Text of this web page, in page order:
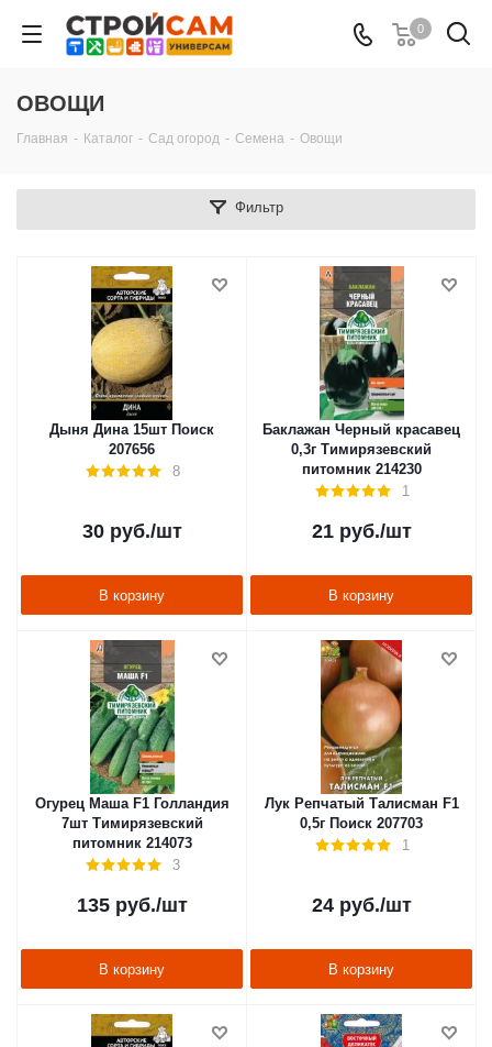
0
ОВОЩИ
Главная - Каталог - Сад огород - Семена - Овощи
Фильтр
Дыня Дина 15шт Поиск
207656
8
30руб./шт
В корзину
Баклажан Черный красавец
0,3г Тимирязевский
питомник 214230
1
21руб./шт
В корзину
Огурец Маша F1 Голландия
7шт Тимирязевский
питомник 214073
3
135руб./шт
В корзину
Лук Репчатый Талисман F1
0,5г Поиск 207703
1
24руб./шт
В корзину